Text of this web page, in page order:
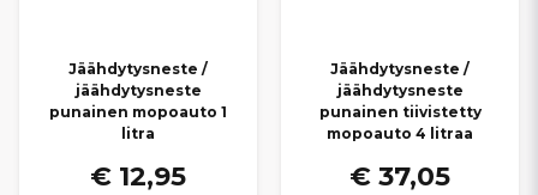
Jäähdytysneste /
jäähdytysneste
punainen mopoauto 1
litra
€ 12,95
Jäähdytysneste /
jäähdytysneste
punainen tiivistetty
mopoauto 4 litraa
€ 37,05